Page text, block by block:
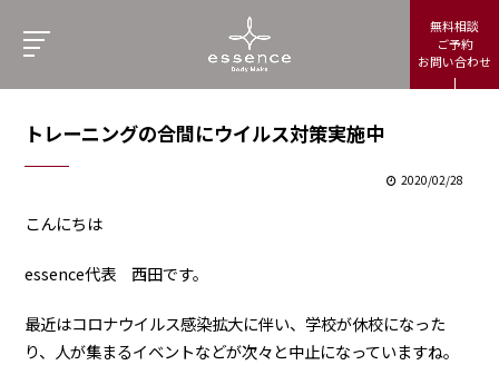
無料相談
ご予約
お問い合わせ
トレーニングの合間にウイルス対策実施中
2020/02/28
こんにちは
essence代表 西田です。
最近はコロナウイルス感染拡大に伴い、学校が休校になった
り、人が集まるイベントなどが次々と中止になっていますね。